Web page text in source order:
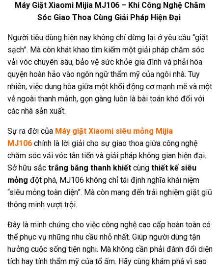
Máy Giặt Xiaomi Mijia MJ106 – Khi Công Nghệ Chăm
Sóc Giao Thoa Cùng Giải Pháp Hiện Đại
Người tiêu dùng hiện nay không chỉ dừng lại ở yêu cầu “giặt
sạch”. Mà còn khát khao tìm kiếm một giải pháp chăm sóc
vải vóc chuyên sâu, bảo vệ sức khỏe gia đình và phải hòa
quyện hoàn hảo vào ngôn ngữ thẩm mỹ của ngôi nhà. Tuy
nhiên, việc dung hòa giữa một khối động cơ mạnh mẽ và một
vẻ ngoài thanh mảnh, gọn gàng luôn là bài toán khó đối với
các nhà sản xuất.
Sự ra đời của Máy giặt Xiaomi siêu mỏng Mijia
MJ106 chính là lời giải cho sự giao thoa giữa công nghệ
chăm sóc vải vóc tân tiến và giải pháp không gian hiện đại.
Sở hữu sắc trắng băng thanh khiết cùng thiết kế siêu
mỏng đột phá, MJ106 không chỉ tái định nghĩa khái niệm
“siêu mỏng toàn diện”. Mà còn mang đến trải nghiệm giặt giũ
thông minh vượt trội.
Đây là minh chứng cho việc công nghệ cao cấp hoàn toàn có
thể phục vụ những nhu cầu nhỏ nhất. Giúp người dùng tận
hưởng cuộc sống tiện nghi. Mà không cần phải đánh đổi diện
tích hay tính thẩm mỹ của tổ ấm. Hãy cùng khám phá vì sao